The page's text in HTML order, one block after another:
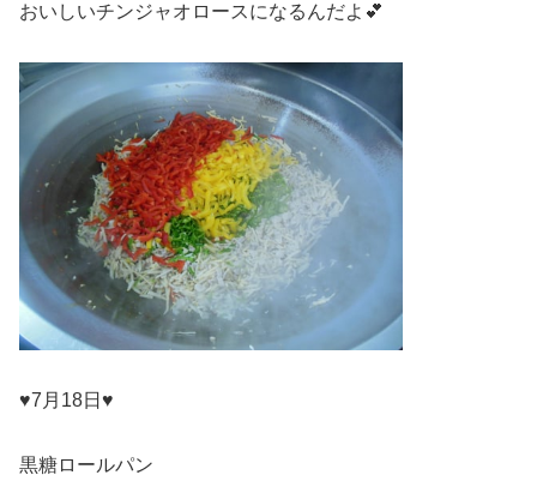
おいしいチンジャオロースになるんだよ💕
♥7月18日♥
黒糖ロールパン